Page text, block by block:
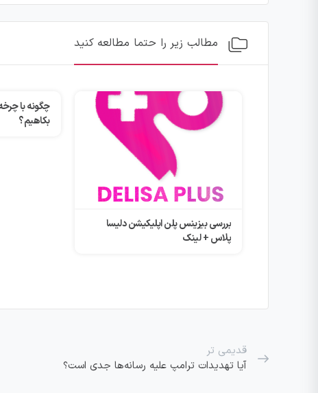
مطالب زیر را حتما مطالعه کنید
چگونه با چرخه های ۹۰ روزه از بیکاری
بکاهیم؟
تازه‌ترین
قدیمی تر
آیا تهدیدات ترامپ علیه رسانه‌ها جدی است؟